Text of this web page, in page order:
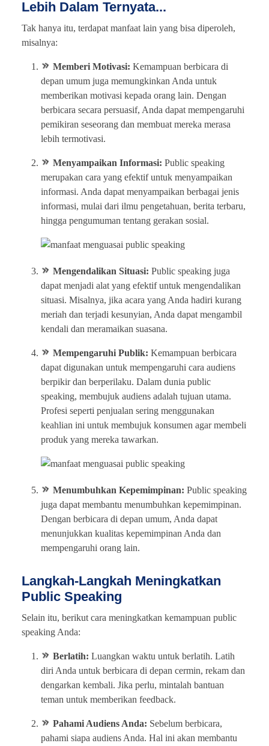
Lebih Dalam Ternyata...
Tak hanya itu, terdapat manfaat lain yang bisa diperoleh,
misalnya:
Memberi Motivasi: Kemampuan berbicara di
depan umum juga memungkinkan Anda untuk
memberikan motivasi kepada orang lain. Dengan
berbicara secara persuasif, Anda dapat mempengaruhi
pemikiran seseorang dan membuat mereka merasa
lebih termotivasi.
Menyampaikan Informasi: Public speaking
merupakan cara yang efektif untuk menyampaikan
informasi. Anda dapat menyampaikan berbagai jenis
informasi, mulai dari ilmu pengetahuan, berita terbaru,
hingga pengumuman tentang gerakan sosial.
Mengendalikan Situasi: Public speaking juga
dapat menjadi alat yang efektif untuk mengendalikan
situasi. Misalnya, jika acara yang Anda hadiri kurang
meriah dan terjadi kesunyian, Anda dapat mengambil
kendali dan meramaikan suasana.
Mempengaruhi Publik: Kemampuan berbicara
dapat digunakan untuk mempengaruhi cara audiens
berpikir dan berperilaku. Dalam dunia public
speaking, membujuk audiens adalah tujuan utama.
Profesi seperti penjualan sering menggunakan
keahlian ini untuk membujuk konsumen agar membeli
produk yang mereka tawarkan.
Menumbuhkan Kepemimpinan: Public speaking
juga dapat membantu menumbuhkan kepemimpinan.
Dengan berbicara di depan umum, Anda dapat
menunjukkan kualitas kepemimpinan Anda dan
mempengaruhi orang lain.
Langkah-Langkah Meningkatkan
Public Speaking
Selain itu, berikut cara meningkatkan kemampuan public
speaking Anda:
Berlatih: Luangkan waktu untuk berlatih. Latih
diri Anda untuk berbicara di depan cermin, rekam dan
dengarkan kembali. Jika perlu, mintalah bantuan
teman untuk memberikan feedback.
Pahami Audiens Anda: Sebelum berbicara,
pahami siapa audiens Anda. Hal ini akan membantu